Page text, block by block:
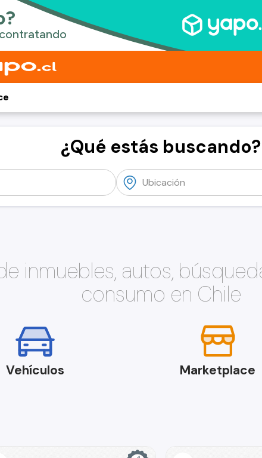
¿Qué estás buscando?
inmuebles, autos,
consumo en Chile
Vehículos Marketplace